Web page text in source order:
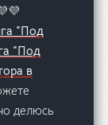
“Под
“Под
в
делюсь